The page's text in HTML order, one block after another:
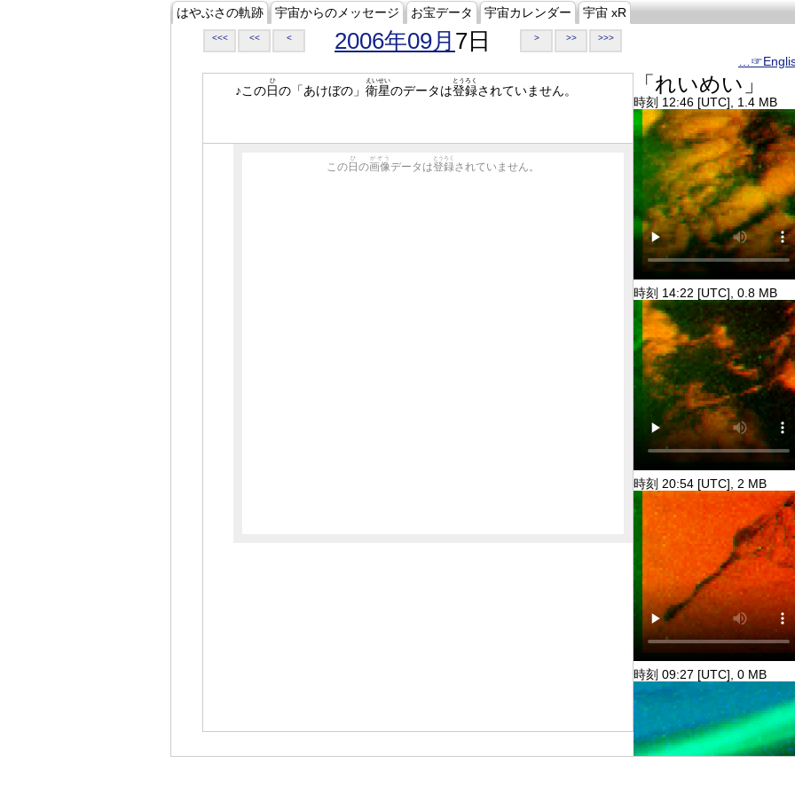
はやぶさの軌跡 宇宙からのメッセージ お宝データ 宇宙カレンダー 宇宙 xR
<<< << < 2006年09月 7日 > >> >>>
♪この日
ひ
の「あけぼの」 衛星
えいせい
のデータは登録
とうろく
されていません。
この 日
ひ
の画像
がぞう
データは登録
とうろく
されていません。
「れいめい」
時刻 12:46 [UTC], 1.4 MB
時刻 14:22 [UTC], 0.8 MB
時刻 20:54 [UTC], 2 MB
時刻 09:27 [UTC], 0 MB